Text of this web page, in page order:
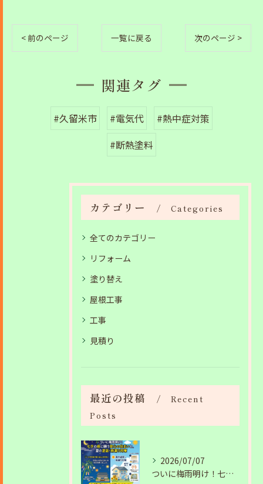
< 前のページ 一覧に戻る 次のページ >
関連タグ
#久留米市 #電気代
#熱中症対策
#断熱塗料
カテゴリー Categories
全てのカテゴリー
リフォーム
塗り替え
屋根工事
工事
見積り
最近の投稿
Recent
Posts
2026/07/07
ついに梅雨明け！七夕の夜に願う安心の住まいと、夏の塗装・雨漏り対策